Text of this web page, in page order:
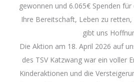
gewonnen und 6.065€ Spenden
Ihre Bereitschaft, Leben zu
gibt uns
Die Aktion am 18. April 2026 auf
des TSV Katzwang war ein voller
Kinderaktionen und die